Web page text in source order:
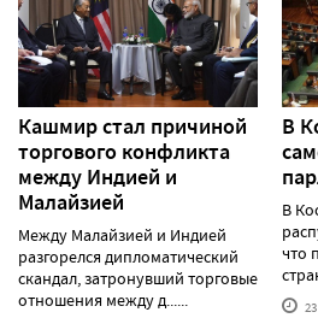
Кашмир стал причиной
торгового конфликта
между Индией и
Малайзией
Между Малайзией и Индией
разгорелся дипломатический
скандал, затронувший торговые
отношения между д......
В
В
что